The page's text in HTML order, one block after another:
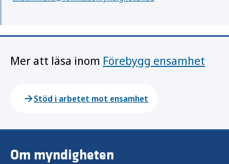
Mer att läsa inom Förebygg ensamhet
Stöd i arbetet mot ensamhet
Om myndigheten